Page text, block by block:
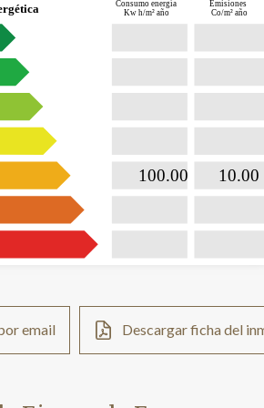
Consumo energía
Kw h/m² año
Emisiones
Co/m² año
100.00
email Descargar ficha del